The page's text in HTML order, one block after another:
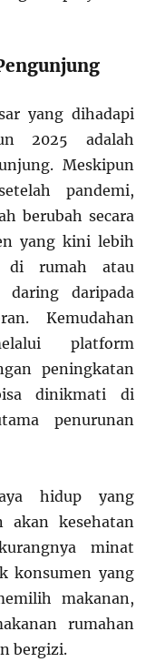
yang dihadapi
2025 adalah
Meskipun
pandemi,
berubah secara
yang kini lebih
di rumah atau
daring daripada
Kemudahan
platform
peningkatan
dinikmati di
penurunan
hidup yang
akan kesehatan
minat
konsumen yang
makanan,
rumahan
bergizi.